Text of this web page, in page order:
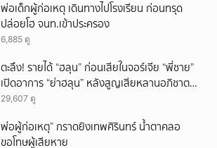
พ่อเด็กผู้ก่อเหตุ เดินทางไปโรงเรียน ก่อนทรุด
ปล่อยโฮ จนท.เข้าประครอง
6,885 ดู
ตะลึง! รายได้ “ฮลุน” ก่อนเสียในจอร์เจีย “พี่ชาย”
เปิดอาการ “ย่าฮลุน” หลังสูญเสียหลานอภิชาต
บุตร!
29,607 ดู
พ่อผู้ก่อเหตุ” กราดยิงเทพศิรินทร์ น้ำตาคลอ
ขอโทษผู้เสียหาย